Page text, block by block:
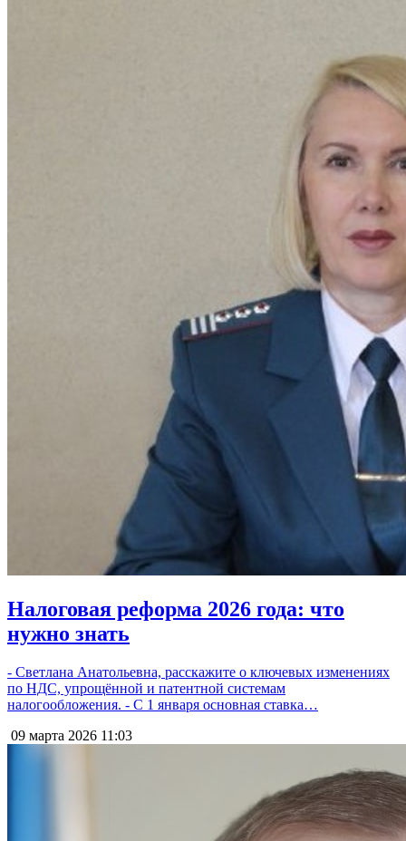
Налоговая реформа 2026 года: что
нужно знать
- Светлана Анатольевна, расскажите о ключевых изменениях
по НДС, упрощённой и патентной системам
налогообложения. - С 1 января основная ставка…
09 марта 2026 11:03